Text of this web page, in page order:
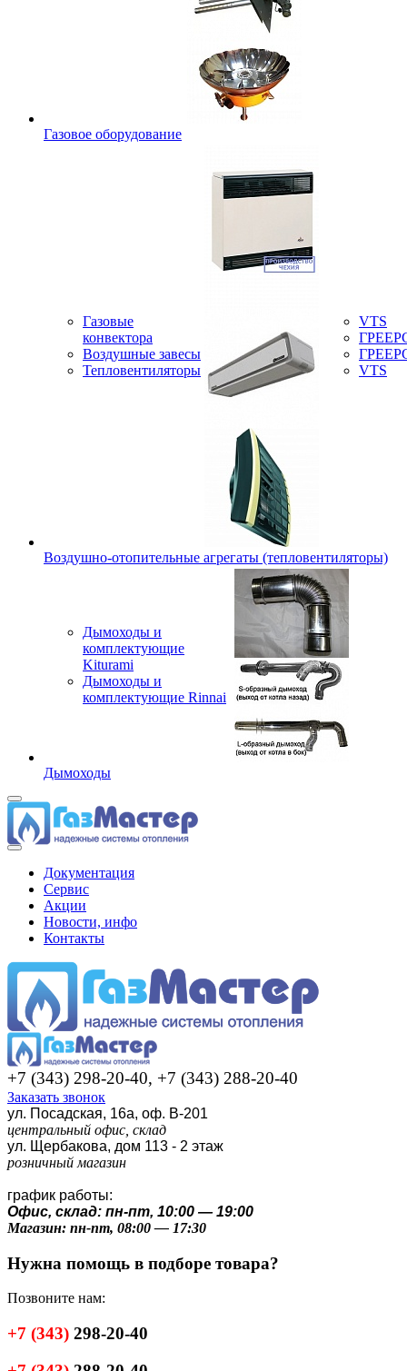
Газовое оборудование
Газовые
конвектора
Воздушные завесы
Тепловентиляторы
VTS
VTS
Воздушно-отопительные агрегаты (тепловентиляторы)
Дымоходы и
комплектующие
Kiturami
Дымоходы и
комплектующие Rinnai
Дымоходы
Документация
Сервис
Акции
Новости, инфо
Контакты
+7 (343) 298-20-40, +7 (343) 288-20-40
Заказать звонок
ул. Посадская, 16а, оф. В-201
центральный офис, склад
ул. Щербакова, дом 113 - 2 этаж
розничный магазин
график работы:
Офис, склад: пн-пт, 10:00 — 19:00
Магазин: пн-пт, 08:00 — 17:30
Нужна помощь в подборе товара?
Позвоните нам:
+7 (343) 298-20-40